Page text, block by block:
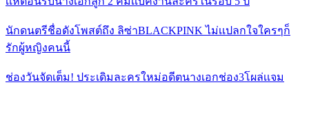
นักดนตรีชื่อดังโพสต์ถึง ลิซ่าBLACKPINK ไม่เเปลกใจใครๆก็
รักผู้หญิงคนนี้
ช่องวันจัดเต็ม! ประเดิมละครใหม่อดีตนางเอกช่อง3โผล่เเจม